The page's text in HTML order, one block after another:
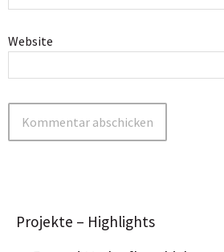
Website
Projekte – Highlights